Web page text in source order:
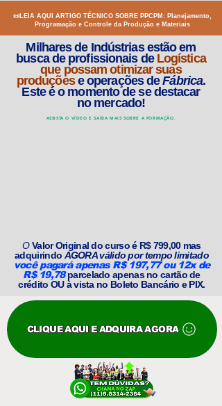
📜LEIA AQUI ARTIGO TÉCNICO SOBRE PPCPM: Planejamento,
Programação e Controle da Produção e Materiais
Milhares de Indústrias estão em
busca de profissionais de Logística
que possam otimizar suas
produçõese operações deFábrica.
Este é o momento de se destacar
no mercado!
ASSISTA O VÍDEO E SAÍBA MAIS SOBRE A FORMAÇÃO.
OValor Original do curso é R$ 799,00 mas
adquirindo AGORA válido por tempo limitado
você pagará apenas R$ 197,77 ou 12x de
R$ 19,78 parcelado apenas no cartão de
crédito OU à vista no Boleto Bancário e PIX.
CLIQUE AQUI E ADQUIRA AGORA